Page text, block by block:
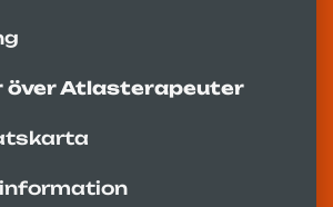
över Atlasterapeuter